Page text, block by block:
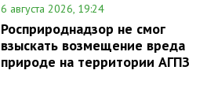
6 августа 2026, 19:24
Росприроднадзор не смог
взыскать возмещение вреда
природе на территории АГПЗ